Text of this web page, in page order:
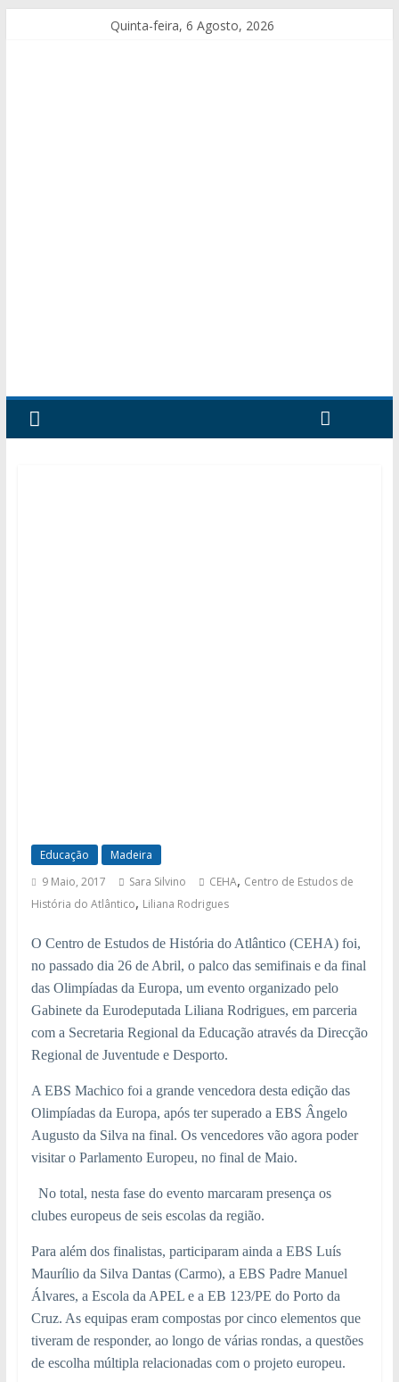
Quinta-feira, 6 Agosto, 2026
Educação
Madeira
9 Maio, 2017
Sara Silvino CEHA, Centro de Estudos de
História do Atlântico, Liliana Rodrigues
O Centro de Estudos de História do Atlântico (CEHA) foi,
no passado dia 26 de Abril, o palco das semifinais e da final
das Olimpíadas da Europa, um evento organizado pelo
Gabinete da Eurodeputada Liliana Rodrigues, em parceria
com a Secretaria Regional da Educação através da Direcção
Regional de Juventude e Desporto.
A EBS Machico foi a grande vencedora desta edição das
Olimpíadas da Europa, após ter superado a EBS Ângelo
Augusto da Silva na final. Os vencedores vão agora poder
visitar o Parlamento Europeu, no final de Maio.
No total, nesta fase do evento marcaram presença os
clubes europeus de seis escolas da região.
Para além dos finalistas, participaram ainda a EBS Luís
Maurílio da Silva Dantas (Carmo), a EBS Padre Manuel
Álvares, a Escola da APEL e a EB 123/PE do Porto da
Cruz. As equipas eram compostas por cinco elementos que
tiveram de responder, ao longo de várias rondas, a questões
de escolha múltipla relacionadas com o projeto europeu.